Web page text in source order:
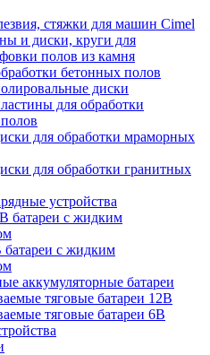
стяжки для машин Cimel
и диски, круги для
полов из камня
бетонных полов
диски
для обработки
для обработки мраморных
для обработки гранитных
устройства
батареи с жидким
батареи с жидким
аккумуляторные батареи
тяговые батареи 12В
тяговые батареи 6В